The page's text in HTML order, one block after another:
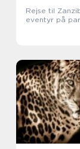
Rejse til
eventyr på